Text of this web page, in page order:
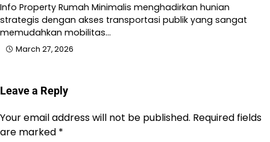
Info Property Rumah Minimalis menghadirkan hunian
strategis dengan akses transportasi publik yang sangat
memudahkan mobilitas…
March 27, 2026
Leave a Reply
Your email address will not be published. Required fields
are marked *